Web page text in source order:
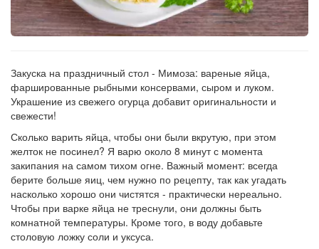
Закуска на праздничный стол - Мимоза: вареные яйца,
фаршированные рыбными консервами, сыром и луком.
Украшение из свежего огурца добавит оригинальности и
свежести!
Сколько варить яйца, чтобы они были вкрутую, при этом
желток не посинел? Я варю около 8 минут с момента
закипания на самом тихом огне. Важный момент: всегда
берите больше яиц, чем нужно по рецепту, так как угадать
насколько хорошо они чистятся - практически нереально.
Чтобы при варке яйца не треснули, они должны быть
комнатной температуры. Кроме того, в воду добавьте
столовую ложку соли и уксуса.